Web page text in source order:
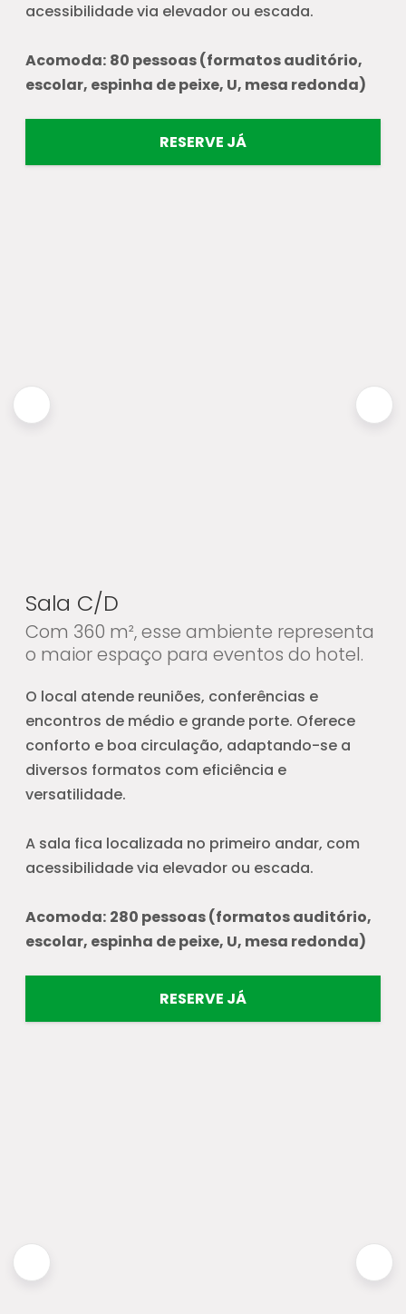
acessibilidade via elevador ou escada.
Acomoda: 80 pessoas (formatos auditório,
escolar, espinha de peixe, U, mesa redonda)
RESERVE JÁ
Sala C/D
Com 360 m², esse ambiente representa
o maior espaço para eventos do hotel.
O local atende reuniões, conferências e
encontros de médio e grande porte. Oferece
conforto e boa circulação, adaptando-se a
diversos formatos com eficiência e
versatilidade.
A sala fica localizada no primeiro andar, com
acessibilidade via elevador ou escada.
Acomoda: 280 pessoas (formatos auditório,
escolar, espinha de peixe, U, mesa redonda)
RESERVE JÁ